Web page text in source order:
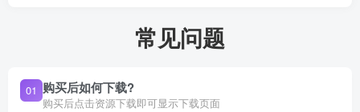
常见问题
01 购买后如何下载?
购买后点击资源下载即可显示下载页面